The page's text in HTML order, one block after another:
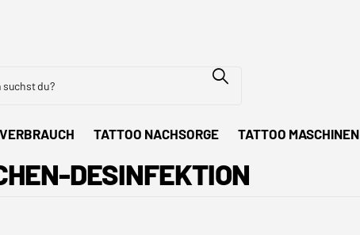
TATTOO NACHSORGE TATTOO MASCHINEN
DESINFEKTION